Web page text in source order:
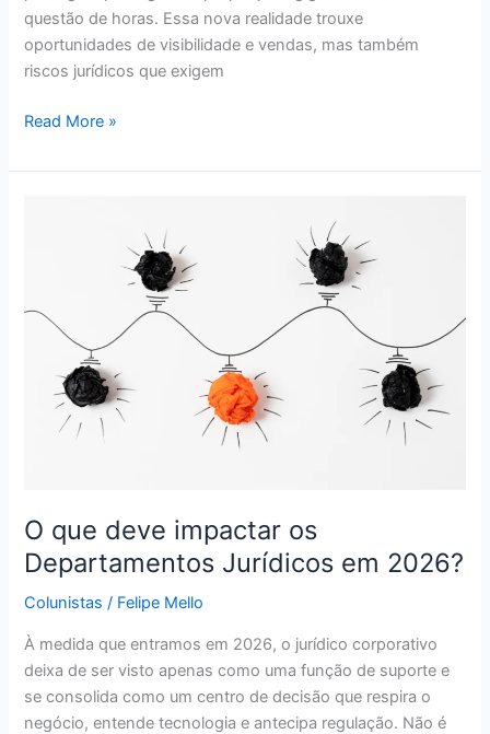
questão de horas. Essa nova realidade trouxe
oportunidades de visibilidade e vendas, mas também
riscos jurídicos que exigem
Read More »
O que deve impactar os
Departamentos Jurídicos em 2026?
Colunistas / Felipe Mello
À medida que entramos em 2026, o jurídico corporativo
deixa de ser visto apenas como uma função de suporte e
se consolida como um centro de decisão que respira o
negócio, entende tecnologia e antecipa regulação. Não é
os
Departamentos
Jurídicos
2026?